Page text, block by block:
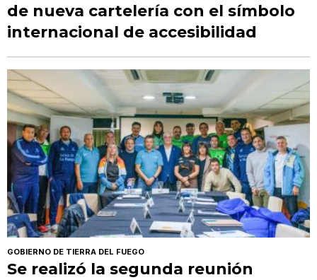
de nueva cartelería con el símbolo
internacional de accesibilidad
GOBIERNO DE TIERRA DEL FUEGO
Se realizó la segunda reunión